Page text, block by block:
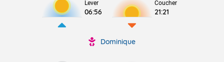
Lever
06:56
Coucher
21:21
Dominique